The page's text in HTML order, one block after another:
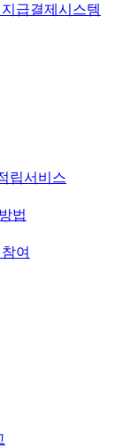
급결제시스템
립서비스
법
여